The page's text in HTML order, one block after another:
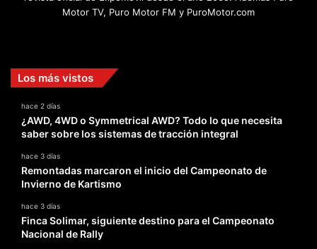
Motor TV, Puro Motor FM y PuroMotor.com
Los más vistos
hace 2 días
¿AWD, 4WD o Symmetrical AWD? Todo lo que necesita
saber sobre los sistemas de tracción integral
hace 3 días
Remontadas marcaron el inicio del Campeonato de
Invierno de Kartismo
hace 3 días
Finca Solimar, siguiente destino para el Campeonato
Nacional de Rally